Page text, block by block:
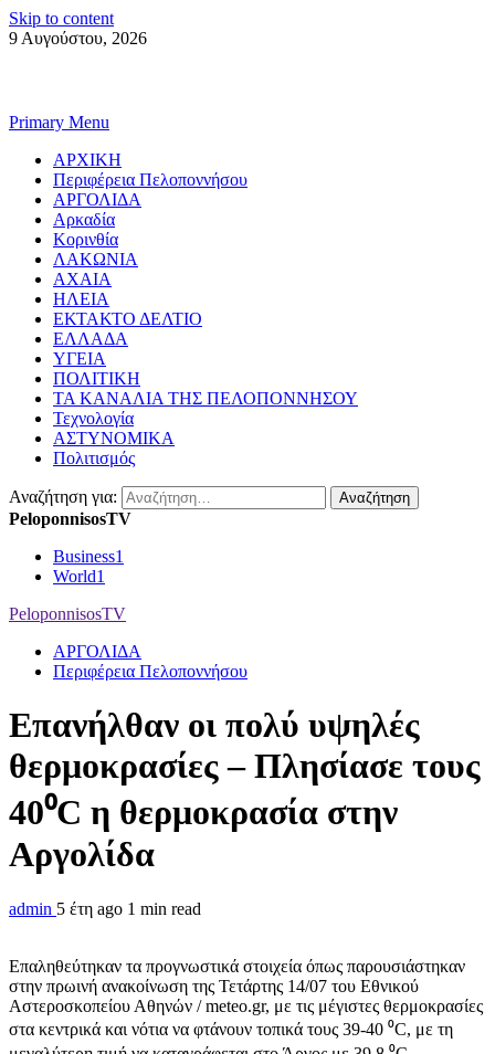
Skip to content
9 Αυγούστου, 2026
Primary Menu
ΑΡΧΙΚΗ
Περιφέρεια Πελοποννήσου
ΑΡΓΟΛΙΔΑ
Αρκαδία
Κορινθία
ΛΑΚΩΝΙΑ
ΑΧΑΙΑ
ΗΛΕΙΑ
ΕΚΤΑΚΤΟ ΔΕΛΤΙΟ
ΕΛΛΑΔΑ
ΥΓΕΙΑ
ΠΟΛΙΤΙΚΗ
ΤΑ ΚΑΝΑΛΙΑ ΤΗΣ ΠΕΛΟΠΟΝΝΗΣΟΥ
Τεχνολογία
ΑΣΤΥΝΟΜΙΚΑ
Πολιτισμός
Αναζήτηση για:
PeloponnisosTV
Business1
World1
PeloponnisosTV
ΑΡΓΟΛΙΔΑ
Περιφέρεια Πελοποννήσου
Επανήλθαν οι πολύ υψηλές
θερμοκρασίες – Πλησίασε τους
40⁰C η θερμοκρασία στην
Αργολίδα
admin 5 έτη ago 1 min read
Επαληθεύτηκαν τα προγνωστικά στοιχεία όπως παρουσιάστηκαν
στην πρωινή ανακοίνωση της Τετάρτης 14/07 του Εθνικού
Αστεροσκοπείου Αθηνών / meteo.gr, με τις μέγιστες θερμοκρασίες
στα κεντρικά και νότια να φτάνουν τοπικά τους 39-40 ⁰C, με τη